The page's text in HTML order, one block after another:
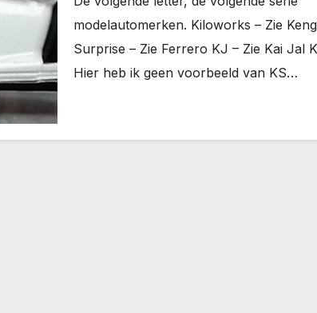
modelautomerken. Kiloworks – Zie
Surprise – Zie Ferrero KJ – Zie Kai Jal
Hier heb ik geen voorbeeld van KS…